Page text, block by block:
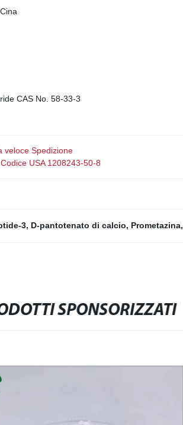
veloce Spedizione
USA 1208243-50-8
3, D-pantotenato di calcio, Prometazina,
SPONSORIZZATI